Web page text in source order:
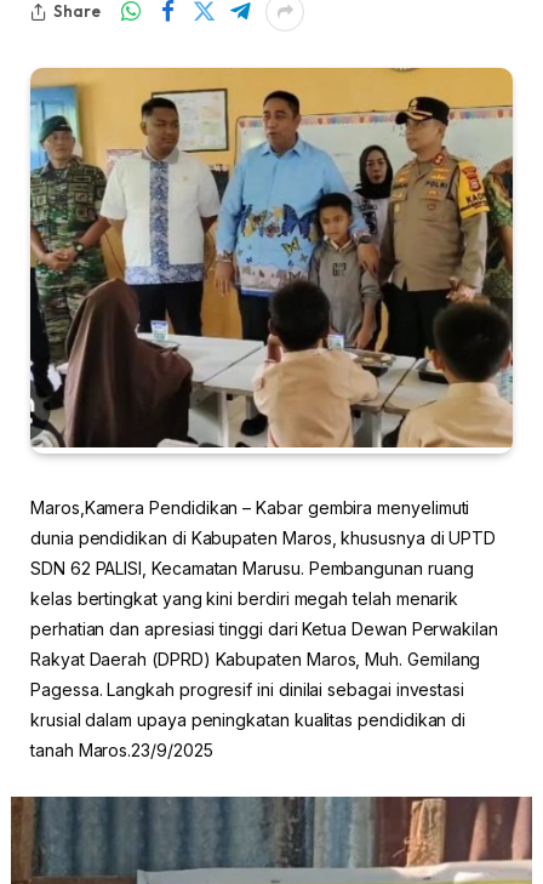
Share
Maros,Kamera Pendidikan – Kabar gembira menyelimuti
dunia pendidikan di Kabupaten Maros, khususnya di UPTD
SDN 62 PALISI, Kecamatan Marusu. Pembangunan ruang
kelas bertingkat yang kini berdiri megah telah menarik
perhatian dan apresiasi tinggi dari Ketua Dewan Perwakilan
Rakyat Daerah (DPRD) Kabupaten Maros, Muh. Gemilang
Pagessa. Langkah progresif ini dinilai sebagai investasi
krusial dalam upaya peningkatan kualitas pendidikan di
tanah Maros.23/9/2025